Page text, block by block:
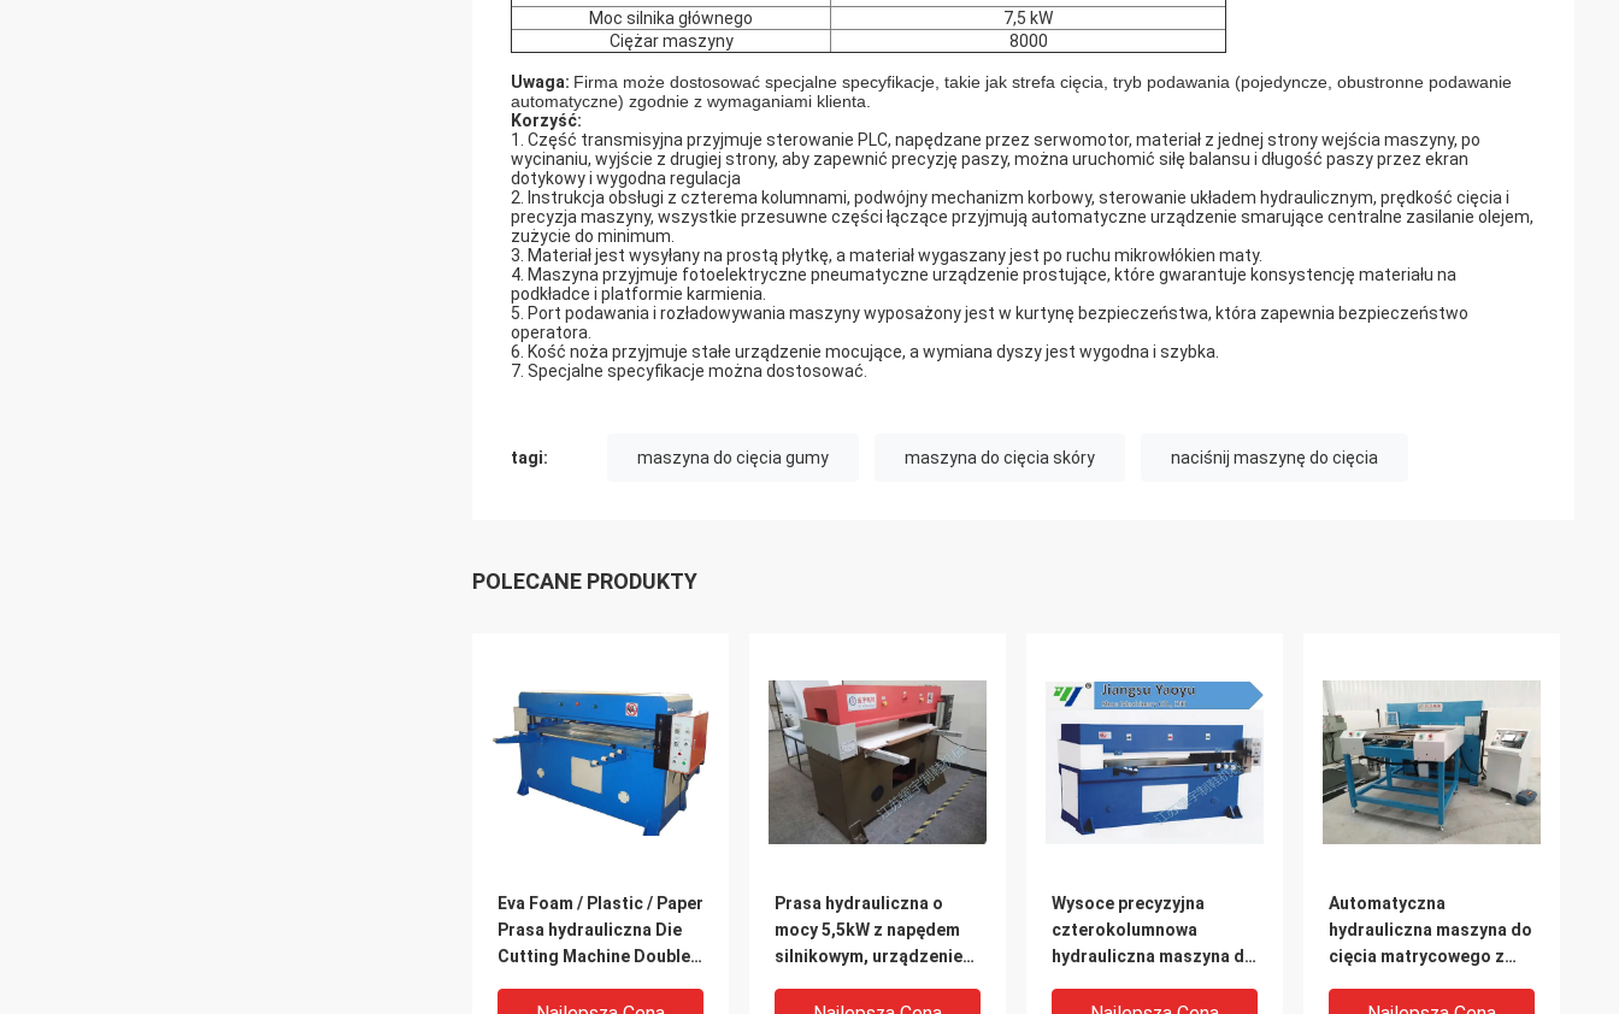
Moc silnika głównego
7,5 kW
Ciężar maszyny
8000
Uwaga: Firma może dostosować specjalne specyfikacje, takie jak strefa cięcia, tryb podawania (pojedyncze, obustronne podawanie
automatyczne) zgodnie z wymaganiami klienta.
Korzyść:
1. Część transmisyjna przyjmuje sterowanie PLC, napędzane przez serwomotor, materiał z jednej strony wejścia maszyny, po
wycinaniu, wyjście z drugiej strony, aby zapewnić precyzję paszy, można uruchomić siłę balansu i długość paszy przez ekran
dotykowy i wygodna regulacja
2. Instrukcja obsługi z czterema kolumnami, podwójny mechanizm korbowy, sterowanie układem hydraulicznym, prędkość cięcia i
precyzja maszyny, wszystkie przesuwne części łączące przyjmują automatyczne urządzenie smarujące centralne zasilanie olejem,
zużycie do minimum.
3. Materiał jest wysyłany na prostą płytkę, a materiał wygaszany jest po ruchu mikrowłókien maty.
4. Maszyna przyjmuje fotoelektryczne pneumatyczne urządzenie prostujące, które gwarantuje konsystencję materiału na
podkładce i platformie karmienia.
5. Port podawania i rozładowywania maszyny wyposażony jest w kurtynę bezpieczeństwa, która zapewnia bezpieczeństwo
operatora.
6. Kość noża przyjmuje stałe urządzenie mocujące, a wymiana dyszy jest wygodna i szybka.
7. Specjalne specyfikacje można dostosować.
tagi: maszyna do cięcia gumy maszyna do cięcia skóry naciśnij maszynę do cięcia
POLECANE PRODUKTY
Eva Foam / Plastic / Paper
Prasa hydrauliczna Die
Cutting Machine Double
Prasa hydrauliczna o
mocy 5,5kW z napędem
silnikowym, urządzenie
Wysoce precyzyjna
czterokolumnowa
hydrauliczna maszyna do
Prędkość
Automatyczna
hydrauliczna maszyna do
cięcia matrycowego z
jednostronnym do pianki